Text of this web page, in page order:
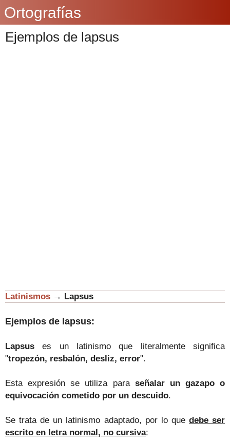
Ortografías
Ejemplos de lapsus
Latinismos → Lapsus
Ejemplos de lapsus:
Lapsuses un latinismo que literalmente significa
"tropezón, resbalón, desliz, error".
Esta expresión se utiliza para señalar un gazapo o
equivocación cometido por un descuido.
Se trata de un latinismo adaptado, por lo que debe ser
escrito en letra normal, no cursiva: